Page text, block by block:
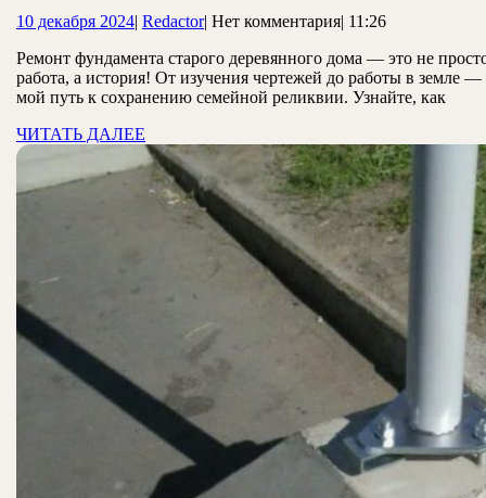
работы
с
фундаментом
деревянного
дома
10 декабря 202410
2024
| RedactorRedactor
| Нет комментария| 11:26
Ремонт фундамента старого деревянного дома — это не
работа, а история! От изучения чертежей до работы в земле —
мой путь к сохранению семейной реликвии. Узнайте, как
ЧИТАТЬ ДАЛЕЕ
ДАЛЕЕ